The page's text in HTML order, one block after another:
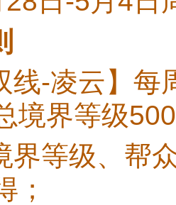
线-凌云】
境界等级
界等级、帮
；